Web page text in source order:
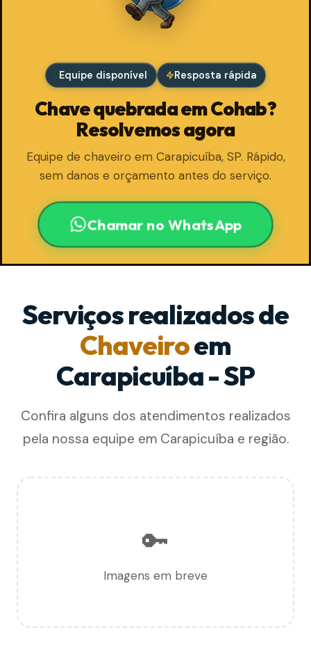
Equipe disponível Resposta rápida
Chave quebrada em Cohab?
Resolvemos agora
Equipe de chaveiro em Carapicuíba, SP. Rápido,
sem danos e orçamento antes do serviço.
Chamar no WhatsApp
Serviços realizados de
Chaveiroem
Carapicuíba - SP
Confira alguns dos atendimentos realizados
pela nossa equipe em Carapicuíba e região.
🔑
Imagens em breve